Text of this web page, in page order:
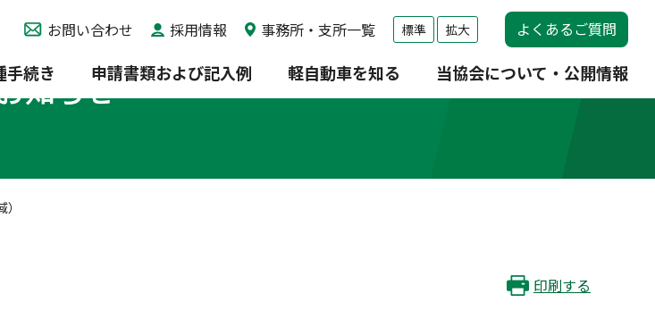
お問い合わせ 採用情報 事務所・支所一覧 標準 拡大 よくあるご質問
手続き 申請書類および記入例 軽自動車を知る 当協会について・公開情報
知らせ
印刷する